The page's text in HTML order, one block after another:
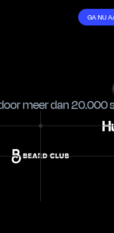
GA NU
meer dan 20.000